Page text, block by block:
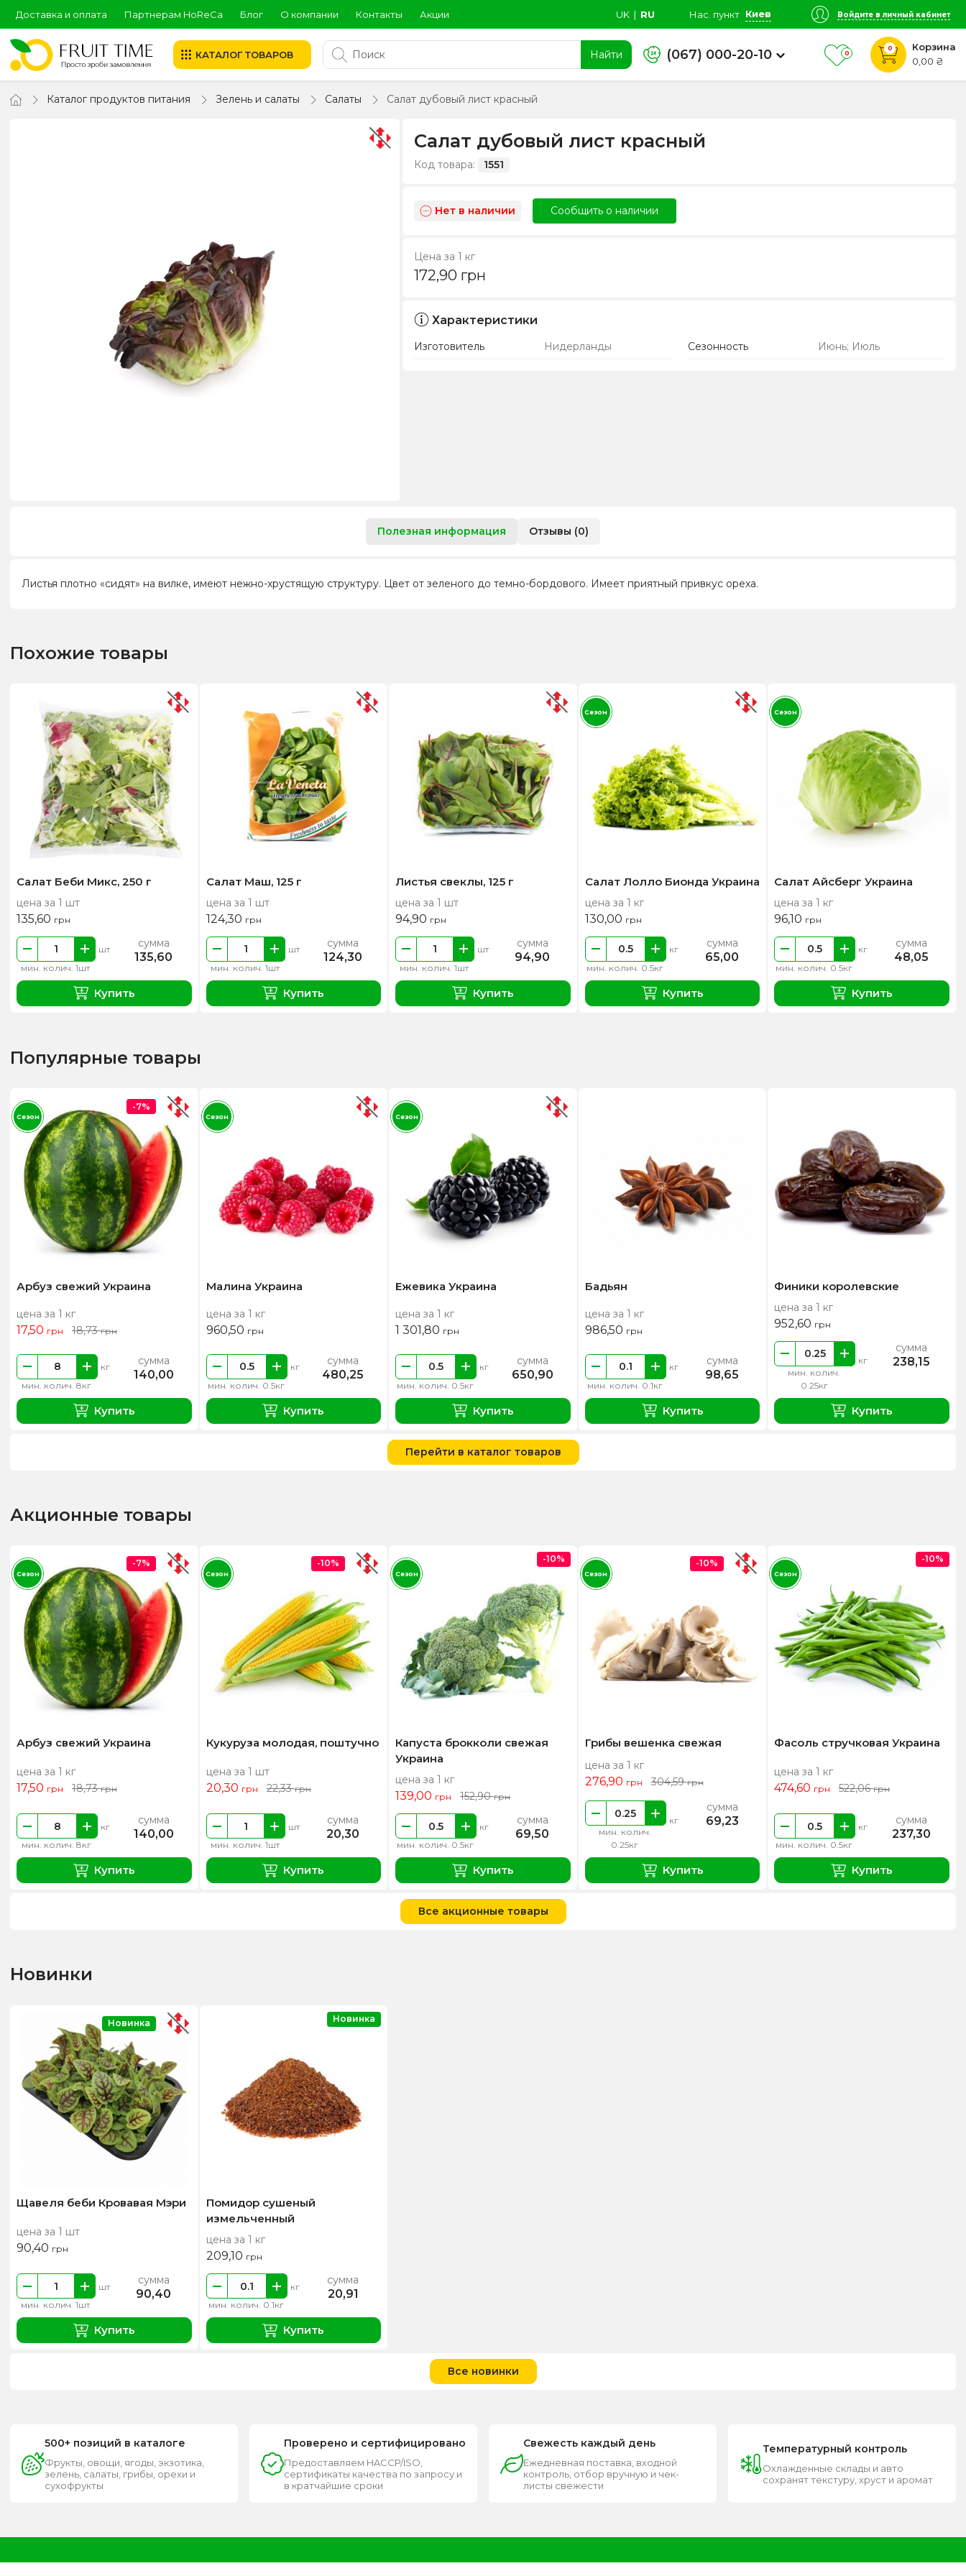
Доставка и оплата Партнерам HoReCa Блог О компании Контакты Акции UK ∣ RU Нас. пункт Киев Войдите в личный кабинет
КАТАЛОГ ТОВАРОВ Найти (067) 000-20-10 0
0
Корзина
0,00 ₴
Каталог продуктов питания Зелень и салаты Салаты Салат дубовый лист красный
Салат дубовый лист красный
Код товара: 1551
Нет в наличии Сообщить о наличии
Цена за 1 кг
172,90 грн
Характеристики
Изготовитель Нидерланды Сезонность Июнь; Июль
Полезная информация Отзывы (0)
Листья плотно «сидят» на вилке, имеют нежно-хрустящую структуру. Цвет от зеленого до темно-бордового. Имеет приятный привкус ореха.
Похожие товары
Салат Беби Микс, 250 г
цена за 1 шт
135,60 грн
мин. колич. 1шт
шт сумма
135,60
Купить
Салат Маш, 125 г
цена за 1 шт
124,30 грн
мин. колич. 1шт
шт сумма
124,30
Купить
Листья свеклы, 125 г
цена за 1 шт
94,90 грн
мин. колич. 1шт
шт сумма
94,90
Купить
Салат Лолло Бионда Украина
цена за 1 кг
130,00 грн
мин. колич. 0.5кг
кг сумма
65,00
Купить
Сезон
Салат Айсберг Украина
цена за 1 кг
96,10 грн
мин. колич. 0.5кг
кг сумма
48,05
Купить
Сезон
Популярные товары
Арбуз свежий Украина
цена за 1 кг
17,50 грн 18,73грн
мин. колич. 8кг
кг сумма
140,00
Купить
-7%
Сезон
Малина Украина
цена за 1 кг
960,50 грн
мин. колич. 0.5кг
кг сумма
480,25
Купить
Сезон
Ежевика Украина
цена за 1 кг
1 301,80 грн
мин. колич. 0.5кг
кг сумма
650,90
Купить
Сезон
Бадьян
цена за 1 кг
986,50 грн
мин. колич. 0.1кг
кг сумма
98,65
Купить
Финики королевские
цена за 1 кг
952,60 грн
мин. колич.
0.25кг
кг
сумма
238,15
Купить
Перейти в каталог товаров
Акционные товары
Арбуз свежий Украина
цена за 1 кг
17,50 грн 18,73грн
мин. колич. 8кг
кг сумма
140,00
Купить
-7%
Сезон
Кукуруза молодая, поштучно
цена за 1 шт
20,30 грн 22,33грн
мин. колич. 1шт
шт сумма
20,30
Купить
-10%
Сезон
Капуста брокколи свежая
Украина
цена за 1 кг
139,00 грн 152,90грн
мин. колич. 0.5кг
кг сумма
69,50
Купить
-10%
Сезон
Грибы вешенка свежая
цена за 1 кг
276,90 грн 304,59грн
мин. колич.
0.25кг
кг
сумма
69,23
Купить
-10%
Сезон
Фасоль стручковая Украина
цена за 1 кг
474,60 грн 522,06грн
мин. колич. 0.5кг
кг сумма
237,30
Купить
-10%
Сезон
Все акционные товары
Новинки
Щавеля беби Кровавая Мэри
цена за 1 шт
90,40 грн
мин. колич. 1шт
шт сумма
90,40
Купить
Новинка
Помидор сушеный
измельченный
цена за 1 кг
209,10 грн
мин. колич. 0.1кг
кг сумма
20,91
Купить
Новинка
Все новинки
500+ позиций в каталоге
Фрукты, овощи, ягоды, экзотика,
зелень, салаты, грибы, орехи и
сухофрукты
Проверено и сертифицировано
Предоставляем HACCP/ISO,
сертификаты качества по запросу и
в кратчайшие сроки
Свежесть каждый день
Ежедневная поставка, входной
контроль, отбор вручную и чек-
листы свежести
Температурный контроль
Охлажденные склады и авто
сохранят текстуру, хруст и аромат